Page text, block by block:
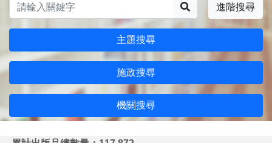
進階搜尋
主題搜尋
施政搜尋
機關搜尋